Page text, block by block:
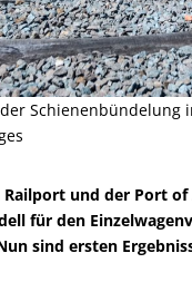
Schienenbündelung
Railport und der Port
für den
sind ersten